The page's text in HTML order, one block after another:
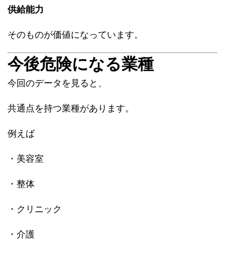
供給能力
そのものが価値になっています。
今後危険になる業種
今回のデータを見ると、
共通点を持つ業種があります。
例えば
・美容室
・整体
・クリニック
・介護